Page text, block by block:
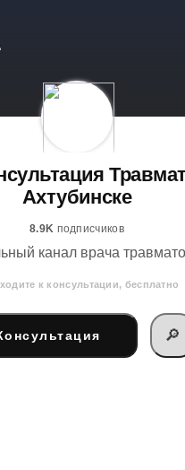
Ахтубинске
8.9K подписчиков
канал врача
к консультации, бесплатно
🔎